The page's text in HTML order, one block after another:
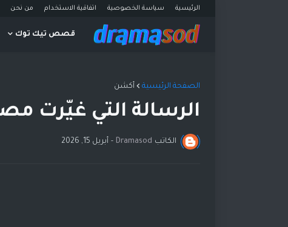
الرئيسية سياسة الخصوصية اتفاقية الاستخدام من نحن
قصص تيك توك
الصفحة الرئيسية أكشن
الرسالة التي غيّرت
الكاتب Dramasod
- أبريل 15, 2026